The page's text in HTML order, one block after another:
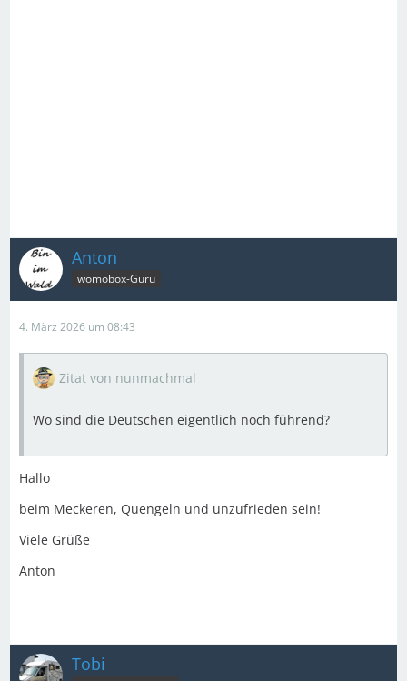
Anton
womobox-Guru
4. März 2026 um 08:43
Zitat von nunmachmal
Wo sind die Deutschen eigentlich noch führend?
Hallo
beim Meckeren, Quengeln und unzufrieden sein!
Viele Grüße
Anton
Tobi